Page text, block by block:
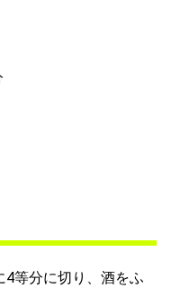
等分に切り、酒をふ